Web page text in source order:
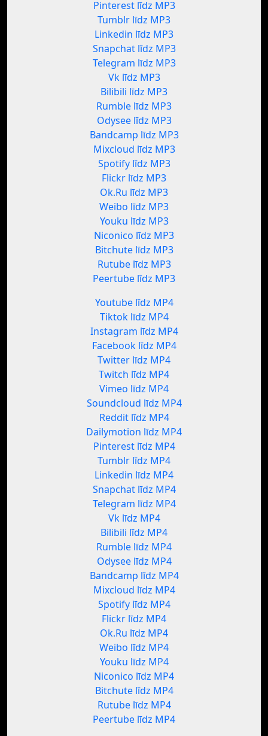
Pinterest līdz MP3
Tumblr līdz MP3
Linkedin līdz MP3
Snapchat līdz MP3
Telegram līdz MP3
Vk līdz MP3
Bilibili līdz MP3
Rumble līdz MP3
Odysee līdz MP3
Bandcamp līdz MP3
Mixcloud līdz MP3
Spotify līdz MP3
Flickr līdz MP3
Ok.Ru līdz MP3
Weibo līdz MP3
Youku līdz MP3
Niconico līdz MP3
Bitchute līdz MP3
Rutube līdz MP3
Peertube līdz MP3
Youtube līdz MP4
Tiktok līdz MP4
Instagram līdz MP4
Facebook līdz MP4
Twitter līdz MP4
Twitch līdz MP4
Vimeo līdz MP4
Soundcloud līdz MP4
Reddit līdz MP4
Dailymotion līdz MP4
Pinterest līdz MP4
Tumblr līdz MP4
Linkedin līdz MP4
Snapchat līdz MP4
Telegram līdz MP4
Vk līdz MP4
Bilibili līdz MP4
Rumble līdz MP4
Odysee līdz MP4
Bandcamp līdz MP4
Mixcloud līdz MP4
Spotify līdz MP4
Flickr līdz MP4
Ok.Ru līdz MP4
Weibo līdz MP4
Youku līdz MP4
Niconico līdz MP4
Bitchute līdz MP4
Rutube līdz MP4
Peertube līdz MP4